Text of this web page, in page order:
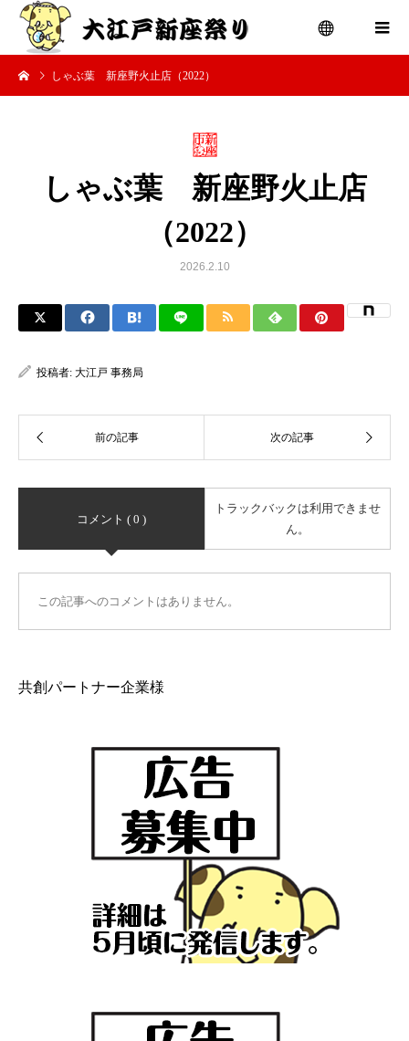
しゃぶ葉 新座野火止店（2022）
しゃぶ葉 新座野火止店
（2022）
2026.2.10
投稿者: 大江戸 事務局
コメント ( 0 )
トラックバックは利用できませ
ん。
この記事へのコメントはありません。
共創パートナー企業様